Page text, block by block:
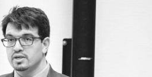
درباره‌ی ما
تماس